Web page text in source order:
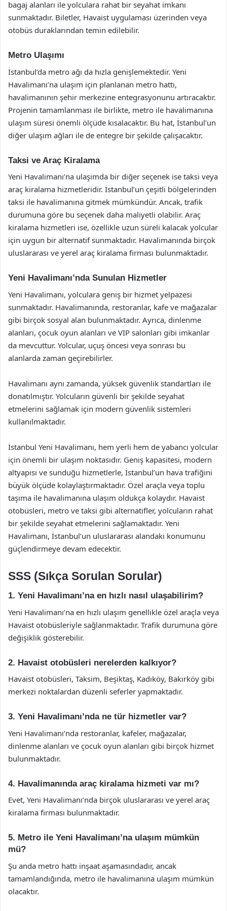
bagaj alanları ile yolculara rahat bir seyahat imkanı
sunmaktadır. Biletler, Havaist uygulaması üzerinden veya
otobüs duraklarından temin edilebilir.
Metro Ulaşımı
İstanbul’da metro ağı da hızla genişlemektedir. Yeni
Havalimanı’na ulaşım için planlanan metro hattı,
havalimanının şehir merkezine entegrasyonunu artıracaktır.
Projenin tamamlanması ile birlikte, metro ile havalimanına
ulaşım süresi önemli ölçüde kısalacaktır. Bu hat, İstanbul’un
diğer ulaşım ağları ile de entegre bir şekilde çalışacaktır.
Taksi ve Araç Kiralama
Yeni Havalimanı’na ulaşımda bir diğer seçenek ise taksi veya
araç kiralama hizmetleridir. İstanbul’un çeşitli bölgelerinden
taksi ile havalimanına gitmek mümkündür. Ancak, trafik
durumuna göre bu seçenek daha maliyetli olabilir. Araç
kiralama hizmetleri ise, özellikle uzun süreli kalacak yolcular
için uygun bir alternatif sunmaktadır. Havalimanında birçok
uluslararası ve yerel araç kiralama firması bulunmaktadır.
Yeni Havalimanı’nda Sunulan Hizmetler
Yeni Havalimanı, yolculara geniş bir hizmet yelpazesi
sunmaktadır. Havalimanında, restoranlar, kafe ve mağazalar
gibi birçok sosyal alan bulunmaktadır. Ayrıca, dinlenme
alanları, çocuk oyun alanları ve VIP salonları gibi imkanlar
da mevcuttur. Yolcular, uçuş öncesi veya sonrası bu
alanlarda zaman geçirebilirler.
Havalimanı aynı zamanda, yüksek güvenlik standartları ile
donatılmıştır. Yolcuların güvenli bir şekilde seyahat
etmelerini sağlamak için modern güvenlik sistemleri
kullanılmaktadır.
İstanbul Yeni Havalimanı, hem yerli hem de yabancı yolcular
için önemli bir ulaşım noktasıdır. Geniş kapasitesi, modern
altyapısı ve sunduğu hizmetlerle, İstanbul’un hava trafiğini
büyük ölçüde kolaylaştırmaktadır. Özel araçla veya toplu
taşıma ile havalimanına ulaşım oldukça kolaydır. Havaist
otobüsleri, metro ve taksi gibi alternatifler, yolcuların rahat
bir şekilde seyahat etmelerini sağlamaktadır. Yeni
Havalimanı, İstanbul’un uluslararası alandaki konumunu
güçlendirmeye devam edecektir.
SSS (Sıkça Sorulan Sorular)
1. Yeni Havalimanı’na en hızlı nasıl ulaşabilirim?
Yeni Havalimanı’na en hızlı ulaşım genellikle özel araçla veya
Havaist otobüsleriyle sağlanmaktadır. Trafik durumuna göre
değişiklik gösterebilir.
2. Havaist otobüsleri nerelerden kalkıyor?
Havaist otobüsleri, Taksim, Beşiktaş, Kadıköy, Bakırköy gibi
merkezi noktalardan düzenli seferler yapmaktadır.
3. Yeni Havalimanı’nda ne tür hizmetler var?
Yeni Havalimanı’nda restoranlar, kafeler, mağazalar,
dinlenme alanları ve çocuk oyun alanları gibi birçok hizmet
bulunmaktadır.
4. Havalimanında araç kiralama hizmeti var mı?
Evet, Yeni Havalimanı’nda birçok uluslararası ve yerel araç
kiralama firması bulunmaktadır.
5. Metro ile Yeni Havalimanı’na ulaşım mümkün
mü?
Şu anda metro hattı inşaat aşamasındadır, ancak
tamamlandığında, metro ile havalimanına ulaşım mümkün
olacaktır.